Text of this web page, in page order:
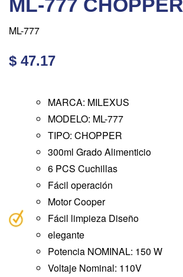
ML-777 CHOPPER
ML-777
$ 47.17
MARCA: MILEXUS
MODELO: ML-777
TIPO: CHOPPER
300ml Grado Alimenticio
6 PCS Cuchillas
Fácil operación
Motor Cooper
Fácil limpieza Diseño
elegante
Potencia NOMINAL: 150 W
Voltaje Nominal: 110V